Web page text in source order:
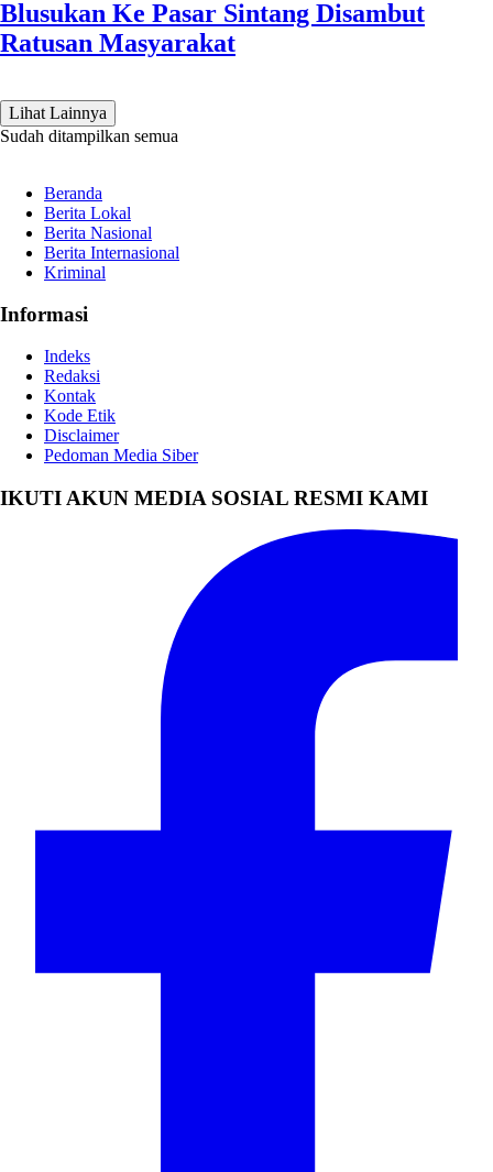
Blusukan Ke Pasar Sintang Disambut
Ratusan Masyarakat
Lihat Lainnya
Sudah ditampilkan semua
Beranda
Berita Lokal
Berita Nasional
Berita Internasional
Kriminal
Informasi
Indeks
Redaksi
Kontak
Kode Etik
Disclaimer
Pedoman Media Siber
IKUTI AKUN MEDIA SOSIAL RESMI KAMI